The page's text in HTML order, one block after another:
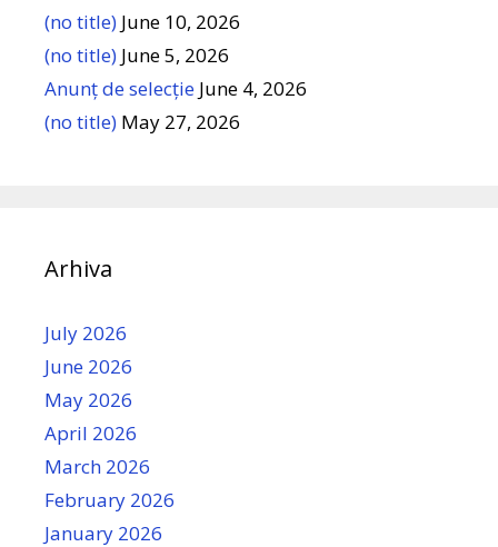
(no title) June 10, 2026
(no title) June 5, 2026
Anunț de selecție June 4, 2026
(no title) May 27, 2026
Arhiva
July 2026
June 2026
May 2026
April 2026
March 2026
February 2026
January 2026